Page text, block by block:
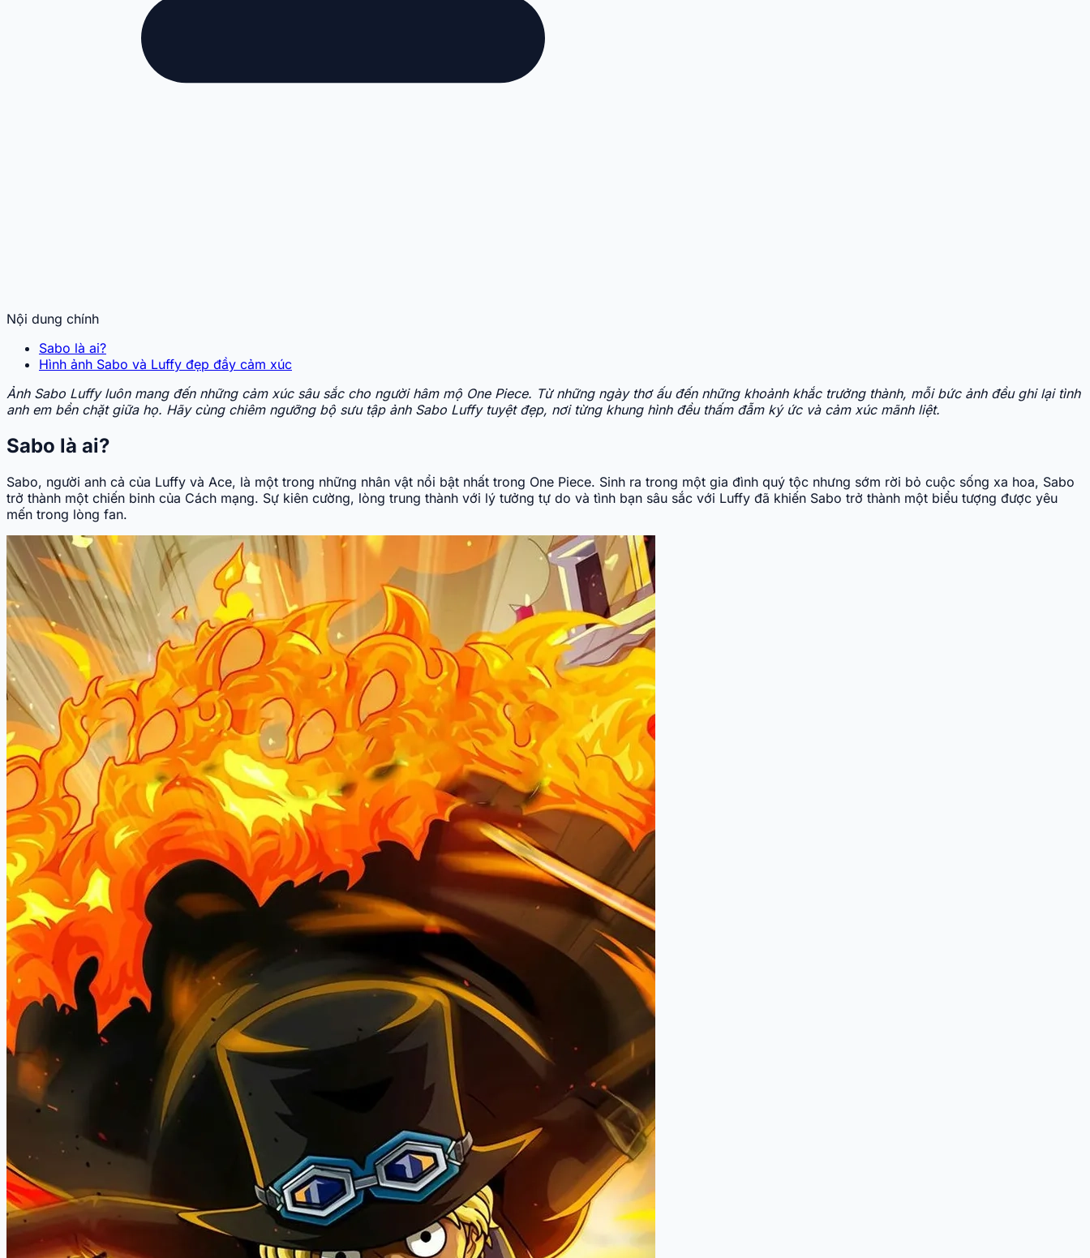
Nội dung chính
Sabo là ai?
Hình ảnh Sabo và Luffy đẹp đầy cảm xúc
Ảnh Sabo Luffy luôn mang đến những cảm xúc sâu sắc cho người hâm mộ One Piece. Từ những ngày thơ ấu đến những khoảnh khắc trưởng thành, mỗi bức ảnh đều ghi lại tình
anh em bền chặt giữa họ. Hãy cùng chiêm ngưỡng bộ sưu tập ảnh Sabo Luffy tuyệt đẹp, nơi từng khung hình đều thấm đẫm ký ức và cảm xúc mãnh liệt.
Sabo là ai?
Sabo, người anh cả của Luffy và Ace, là một trong những nhân vật nổi bật nhất trong One Piece. Sinh ra trong một gia đình quý tộc nhưng sớm rời bỏ cuộc sống xa hoa, Sabo
trở thành một chiến binh của Cách mạng. Sự kiên cường, lòng trung thành với lý tưởng tự do và tình bạn sâu sắc với Luffy đã khiến Sabo trở thành một biểu tượng được yêu
mến trong lòng fan.